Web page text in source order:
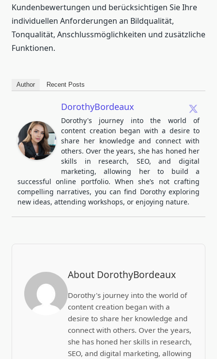
Kundenbewertungen und berücksichtigen Sie Ihre
individuellen Anforderungen an Bildqualität,
Tonqualität, Anschlussmöglichkeiten und zusätzliche
Funktionen.
Author Recent Posts
DorothyBordeaux
Dorothy's journey into the world of
content creation began with a desire to
share her knowledge and connect with
others. Over the years, she has honed her
skills in research, SEO, and digital
marketing, allowing her to build a
successful online portfolio. When she’s not crafting
compelling narratives, you can find Dorothy exploring
new ideas, attending workshops, or enjoying nature.
About DorothyBordeaux
Dorothy's journey into the world of
content creation began with a
desire to share her knowledge and
connect with others. Over the years,
she has honed her skills in research,
SEO, and digital marketing, allowing